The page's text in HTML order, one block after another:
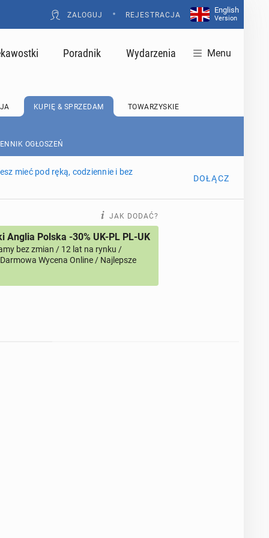
ZALOGUJ • REJESTRACJA
English
Version
Poradnik Wydarzenia Menu
KUPIĘ & SPRZEDAM TOWARZYSKIE
OGŁOSZEŃ
mieć pod ręką, codziennie i bez
DOŁĄCZ
JAK DODAĆ?
Anglia Polska -30% UK-PL PL-UK
bez zmian / 12 lat na rynku /
Wycena Online / Najlepsze